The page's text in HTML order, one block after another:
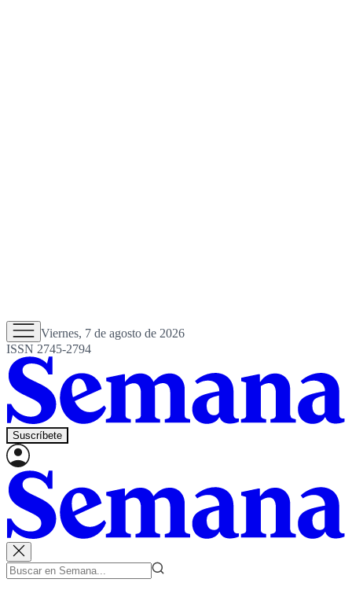
Viernes, 7 de agosto de 2026
ISSN 2745-2794
Suscríbete